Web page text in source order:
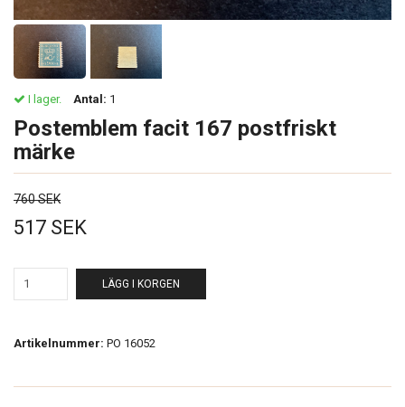
I lager. Antal: 1
Postemblem facit 167 postfriskt
märke
760 SEK
517 SEK
LÄGG I KORGEN
Artikelnummer: PO 16052